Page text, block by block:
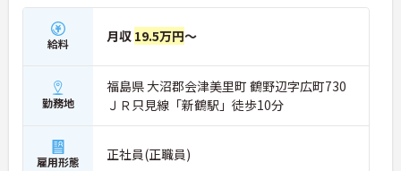
給料 月収 19.5万円～
勤務地
福島県 大沼郡会津美里町 鶴野辺字広町730
ＪＲ只見線「新鶴駅」徒歩10分
雇用形態 正社員(正職員)